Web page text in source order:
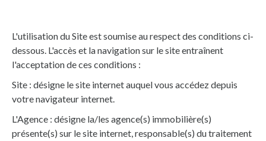
L'utilisation du Site est soumise au respect des conditions ci-
dessous. L'accès et la navigation sur le site entraînent
l'acceptation de ces conditions :
Site : désigne le site internet auquel vous accédez depuis
votre navigateur internet.
L'Agence : désigne la/les agence(s) immobilière(s)
présente(s) sur le site internet, responsable(s) du traitement